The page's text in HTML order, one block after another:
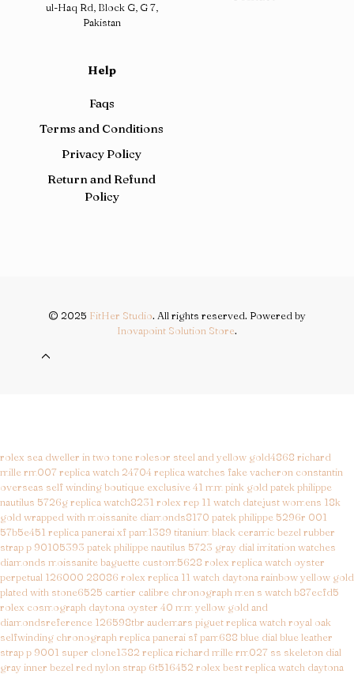
ul-Haq Rd, Block G, G 7,
Pakistan
Help
Faqs
Terms and Conditions
Privacy Policy
Return and Refund
Policy
© 2025 FitHer Studio. All rights reserved. Powered by
Inovapoint Solution Store.
rolex sea dweller in two tone rolesor steel and yellow gold4868 richard
mille rm007 replica watch 24704 replica watches fake vacheron constantin
overseas self winding boutique exclusive 41 mm pink goldpatek philippe
nautilus 5726g replica watch8231 rolex rep 11 watch datejust womens 18k
gold wrapped with moissanite diamonds8170 patek philippe 5296r 001
57b5e451 replica panerai xf pam1389 titanium black ceramic bezel rubber
strap p 90105393 patek philippe nautilus 5723 gray dial imitation watches
diamonds moissanite baguette custom5628 rolex replica watch oyster
perpetual 126000 28086 rolex replica 11 watch daytona rainbow yellow gold
plated with stone6525 cartier calibre chronograph men s watch b87ecfd5
rolex cosmograph daytona oyster 40 mm yellow gold and
diamondsreference 126598tbr audemars piguet replica watch royal oak
selfwinding chronographreplica panerai sf pam688 blue dial blue leather
strap p 9001 super clone1382replica richard mille rm027 ss skeleton dial
gray inner bezel red nylon strap 6t516452rolex best replica watch daytona